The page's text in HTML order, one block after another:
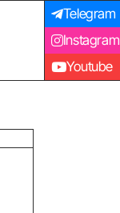
Telegram
Instagram
Youtube